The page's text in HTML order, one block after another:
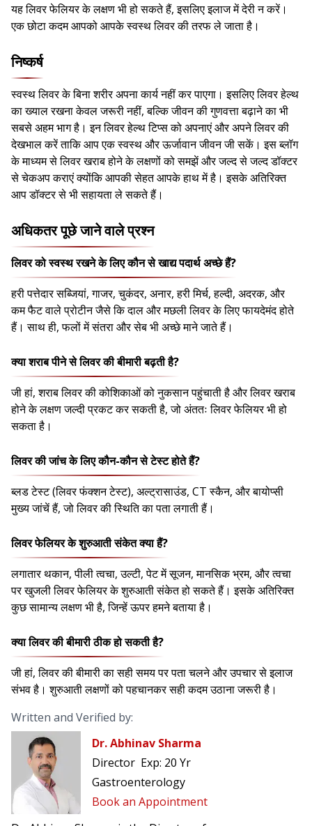
यह लिवर फेलियर के लक्षण भी हो सकते हैं, इसलिए इलाज में देरी न करें।
एक छोटा कदम आपको आपके स्वस्थ लिवर की तरफ ले जाता है।
निष्कर्ष
स्वस्थ लिवर के बिना शरीर अपना कार्य नहीं कर पाएगा। इसलिए लिवर हेल्थ
का ख्याल रखना केवल जरूरी नहीं, बल्कि जीवन की गुणवत्ता बढ़ाने का भी
सबसे अहम भाग है। इन लिवर हेल्थ टिप्स को अपनाएं और अपने लिवर की
देखभाल करें ताकि आप एक स्वस्थ और ऊर्जावान जीवन जी सकें। इस ब्लॉग
के माध्यम से लिवर खराब होने के लक्षणों को समझें और जल्द से जल्द डॉक्टर
से चेकअप कराएं क्योंकि आपकी सेहत आपके हाथ में है। इसके अतिरिक्त
आप डॉक्टर से भी सहायता ले सकते हैं।
अधिकतर पूछे जाने वाले प्रश्न
लिवर को स्वस्थ रखने के लिए कौन से खाद्य पदार्थ अच्छे हैं?
हरी पत्तेदार सब्जियां, गाजर, चुकंदर, अनार, हरी मिर्च, हल्दी, अदरक, और
कम फैट वाले प्रोटीन जैसे कि दाल और मछली लिवर के लिए फायदेमंद होते
हैं। साथ ही, फलों में संतरा और सेब भी अच्छे माने जाते हैं।
क्या शराब पीने से लिवर की बीमारी बढ़ती है?
जी हां, शराब लिवर की कोशिकाओं को नुकसान पहुंचाती है और लिवर खराब
होने के लक्षण जल्दी प्रकट कर सकती है, जो अंततः लिवर फेलियर भी हो
सकता है।
लिवर की जांच के लिए कौन-कौन से टेस्ट होते हैं?
ब्लड टेस्ट (लिवर फंक्शन टेस्ट), अल्ट्रासाउंड, CT स्कैन, और बायोप्सी
मुख्य जांचें हैं, जो लिवर की स्थिति का पता लगाती हैं।
लिवर फेलियर के शुरुआती संकेत क्या हैं?
लगातार थकान, पीली त्वचा, उल्टी, पेट में सूजन, मानसिक भ्रम, और त्वचा
पर खुजली लिवर फेलियर के शुरुआती संकेत हो सकते हैं। इसके अतिरिक्त
कुछ सामान्य लक्षण भी है, जिन्हें ऊपर हमने बताया है।
क्या लिवर की बीमारी ठीक हो सकती है?
जी हां, लिवर की बीमारी का सही समय पर पता चलने और उपचार से इलाज
संभव है। शुरुआती लक्षणों को पहचानकर सही कदम उठाना जरूरी है।
Written and Verified by:
Dr. Abhinav Sharma
Director Exp: 20 Yr
Gastroenterology
Book an Appointment